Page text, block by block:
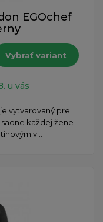
EGOchef
Vybrať variant
u vás
vytvarovaný pre
každej žene
v...